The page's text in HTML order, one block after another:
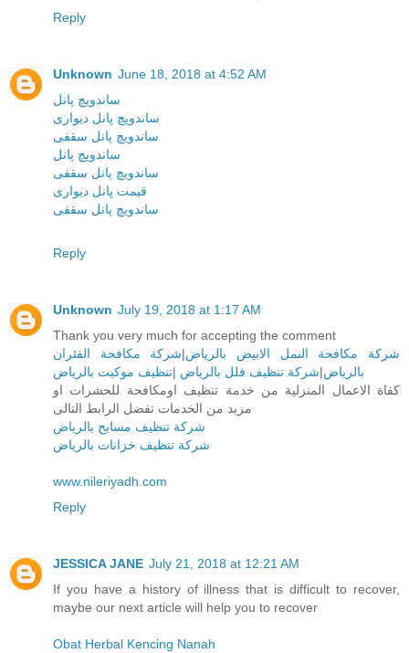
Reply
Unknown June 18, 2018 at 4:52 AM
ساندویچ پانل
ساندویچ پانل دیواری
ساندویچ پانل سقفی
ساندویچ پانل
ساندویچ پانل سقفی
قیمت پانل دیواری
ساندویچ پانل سقفی
Reply
Unknown July 19, 2018 at 1:17 AM
Thank you very much for accepting the comment
شركة مكافحة النمل الابيض بالرياض|شركة مكافحة الفئران
بالرياض|شركة تنظيف فلل بالرياض |تنظيف موكيت بالرياض
كفاة الاعمال المنزلية من خدمة تنظيف اومكافحة للحشرات او
مزيد من الخدمات تفضل الرابط التالى
شركة تنظيف مسابح بالرياض
شركة تنظيف خزانات بالرياض
www.nileriyadh.com
Reply
JESSICA JANE July 21, 2018 at 12:21 AM
If you have a history of illness that is difficult to recover,
maybe our next article will help you to recover
Obat Herbal Kencing Nanah